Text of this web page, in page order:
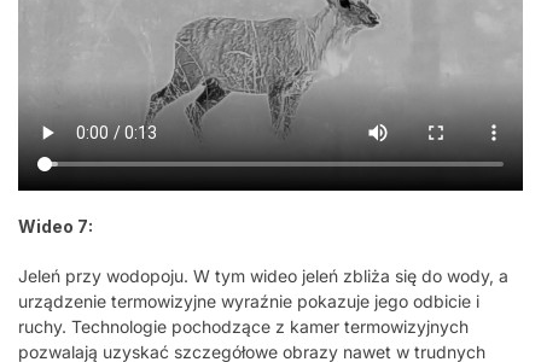
Wideo 7:
Jeleń przy wodopoju. W tym wideo jeleń zbliża się do wody, a
urządzenie termowizyjne wyraźnie pokazuje jego odbicie i
ruchy. Technologie pochodzące z kamer termowizyjnych
pozwalają uzyskać szczegółowe obrazy nawet w trudnych